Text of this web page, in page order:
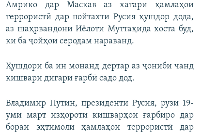
Амрико дар Маскав аз хатари ҳамлаҳои
террористӣ дар пойтахти Русия ҳушдор дода,
аз шаҳрвандони Иёлоти Муттаҳида хоста буд,
ки ба ҷойҳои серодам нараванд.
Ҳушдори ба ин монанд дертар аз ҷониби чанд
кишвари дигари ғарбӣ садо дод.
Владимир Путин, президенти Русия, рӯзи 19-
уми март изҳороти кишварҳои ғарбиро дар
бораи эҳтимоли ҳамлаҳои террористӣ дар